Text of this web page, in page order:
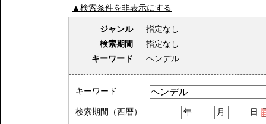
▲検索条件を非表示にする
ジャンル
指定なし
検索期間
指定なし
キーワード
ヘンデル
キーワード
検索期間（西暦） 年 月 日